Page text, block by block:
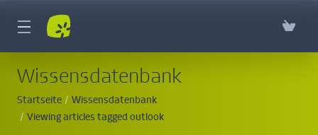
Wissensdatenbank
Startseite
Wissensdatenbank
Viewing articles tagged outlook